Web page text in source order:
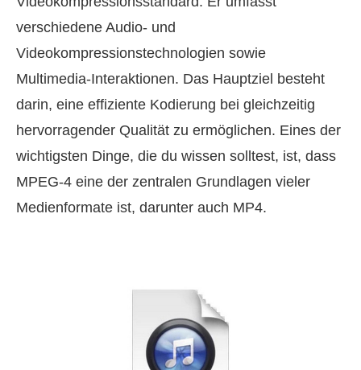
verschiedene Audio‑ und
Videokompressionstechnologien sowie
Multimedia‑Interaktionen. Das Hauptziel besteht
darin, eine effiziente Kodierung bei gleichzeitig
hervorragender Qualität zu ermöglichen. Eines der
wichtigsten Dinge, die du wissen solltest, ist, dass
MPEG-4 eine der zentralen Grundlagen vieler
Medienformate ist, darunter auch MP4.